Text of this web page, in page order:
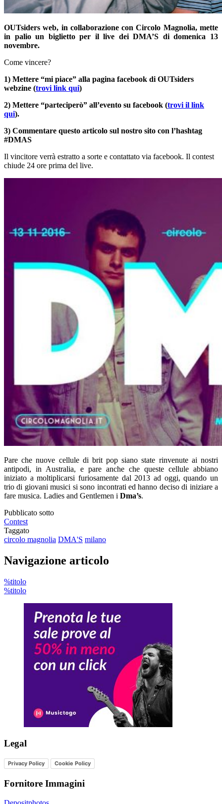
OUTsiders web, in collaborazione con Circolo Magnolia, mette
in palio un biglietto per il live dei DMA’S di domenica 13
novembre.
Come vincere?
1) Mettere “mi piace” alla pagina facebook di OUTsiders
webzine (trovi link qui)
2) Mettere “parteciperò” all’evento su facebook (trovi il link
qui).
3) Commentare questo articolo sul nostro sito con l’hashtag
#DMAS
Il vincitore verrà estratto a sorte e contattato via facebook. Il contest
chiude 24 ore prima del live.
Pare che nuove cellule di brit pop siano state rinvenute ai nostri
antipodi, in Australia, e pare anche che queste cellule abbiano
iniziato a moltiplicarsi furiosamente dal 2013 ad oggi, quando un
trio di giovani musici si sono incontrati ed hanno deciso di iniziare a
fare musica. Ladies and Gentlemen i Dma’s.
Pubblicato sotto
Contest
Taggato
circolo magnolia DMA'S milano
Navigazione articolo
%titolo
%titolo
Legal
Privacy Policy Cookie Policy
Fornitore Immagini